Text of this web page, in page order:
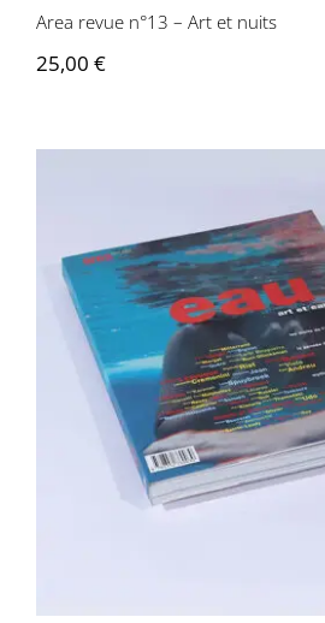
Area revue n°13 – Art et nuits
25,00 €
Area revue n°12